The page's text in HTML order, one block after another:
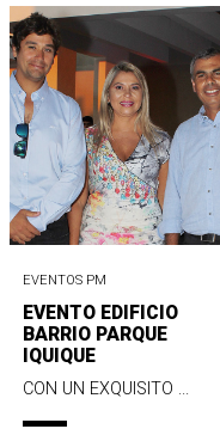
EVENTOS PM
EVENTO EDIFICIO
BARRIO PARQUE
IQUIQUE
CON UN EXQUISITO ...